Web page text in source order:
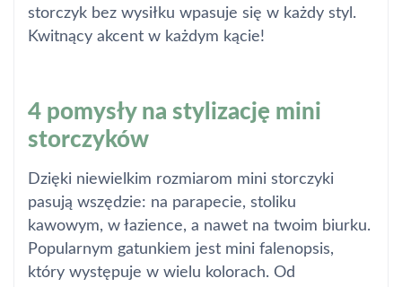
storczyk bez wysiłku wpasuje się w każdy styl.
Kwitnący akcent w każdym kącie!
4 pomysły na stylizację mini
storczyków
Dzięki niewielkim rozmiarom mini storczyki
pasują wszędzie: na parapecie, stoliku
kawowym, w łazience, a nawet na twoim biurku.
Popularnym gatunkiem jest mini falenopsis,
który występuje w wielu kolorach. Od